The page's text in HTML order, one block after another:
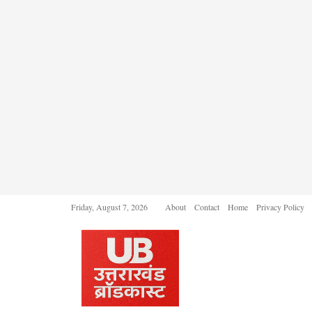
Friday, August 7, 2026 About Contact Home Privacy Policy